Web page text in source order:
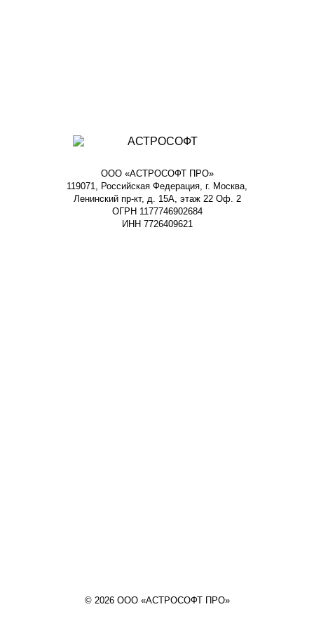
ООО «АСТРОСОФТ ПРО»
119071, Российская Федерация, г. Москва,
Ленинский пр-кт, д. 15А, этаж 22 Оф. 2
ОГРН 1177746902684
ИНН 7726409621
© 2026 ООО «АСТРОСОФТ ПРО»